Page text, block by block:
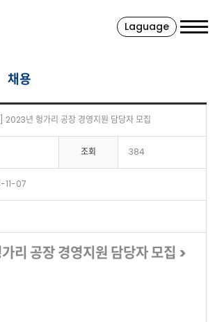
Laguage
채용
] 2023년 헝가리 공장 경영지원 담당자 모집
조회 384
11-07
리 공장 경영지원 담당자 모집 >